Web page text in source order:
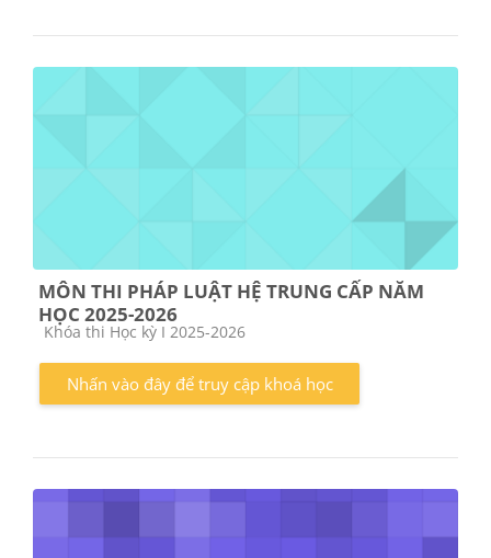
MÔN THI PHÁP LUẬT HỆ TRUNG CẤP NĂM
HỌC 2025-2026
Các loại khóa học
Khóa thi Học kỳ I 2025-2026
Nhấn vào đây để truy cập khoá học